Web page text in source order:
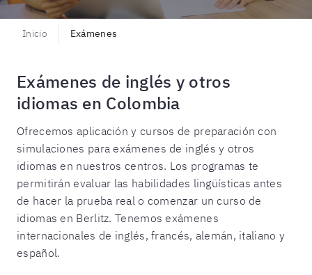
Inicio Exámenes
Exámenes de inglés y otros
idiomas en Colombia
Ofrecemos aplicación y cursos de preparación con
simulaciones para exámenes de inglés y otros
idiomas en nuestros centros. Los programas te
permitirán evaluar las habilidades lingüísticas antes
de hacer la prueba real o comenzar un curso de
idiomas en Berlitz. Tenemos exámenes
internacionales de inglés, francés, alemán, italiano y
español.